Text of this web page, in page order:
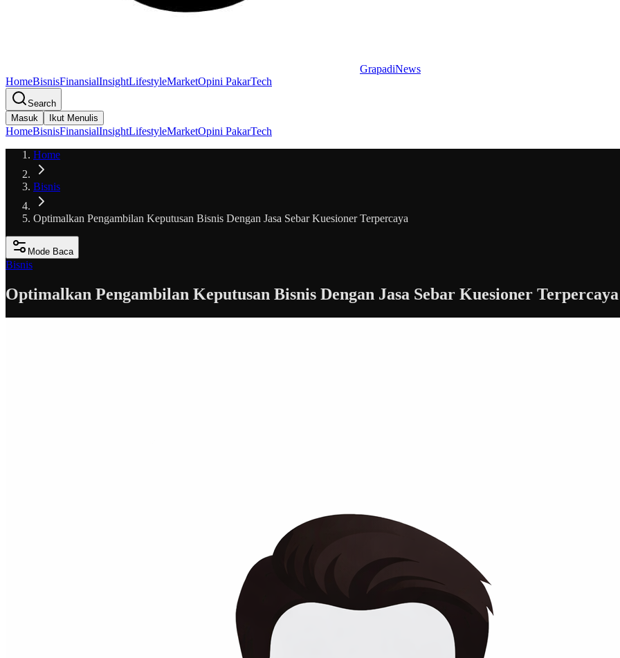
GrapadiNews
HomeBisnisFinansialInsightLifestyleMarketOpini PakarTech
Search
Masuk
Ikut Menulis
HomeBisnisFinansialInsightLifestyleMarketOpini PakarTech
Home
Bisnis
Optimalkan Pengambilan Keputusan Bisnis Dengan Jasa Sebar Kuesioner Terpercaya
Mode Baca
Bisnis
Optimalkan Pengambilan Keputusan Bisnis Dengan Jasa Sebar Kuesioner Terpercaya